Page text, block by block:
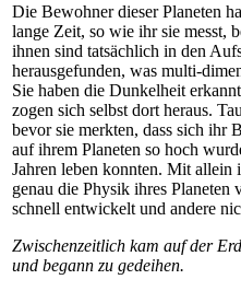
Die Bewohner dieser Planeten
lange Zeit, so wie ihr sie messt,
ihnen sind tatsächlich in den
herausgefunden, was multi-
Sie haben die Dunkelheit
zogen sich selbst dort heraus.
bevor sie merkten, dass sich ihr
auf ihrem Planeten so hoch
Jahren leben konnten. Mit allein
genau die Physik ihres Planeten
schnell entwickelt und andere
Zwischenzeitlich kam auf der
und begann zu gedeihen.